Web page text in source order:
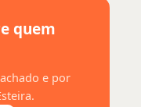
quem
e por